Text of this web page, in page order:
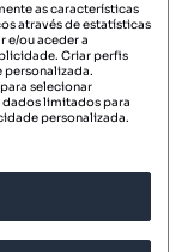
as características
através de estatísticas
e/ou aceder a
Criar perfis
personalizada.
selecionar
limitados para
personalizada.